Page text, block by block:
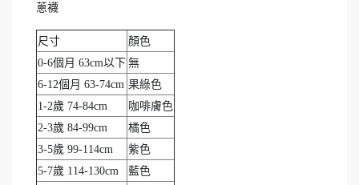
蔥襪
尺寸
顏色
0-6個月 63cm以下 無
6-12個月 63-74cm 果綠色
1-2歲 74-84cm
咖啡膚色
2-3歲 84-99cm
橘色
3-5歲 99-114cm
紫色
5-7歲 114-130cm
藍色